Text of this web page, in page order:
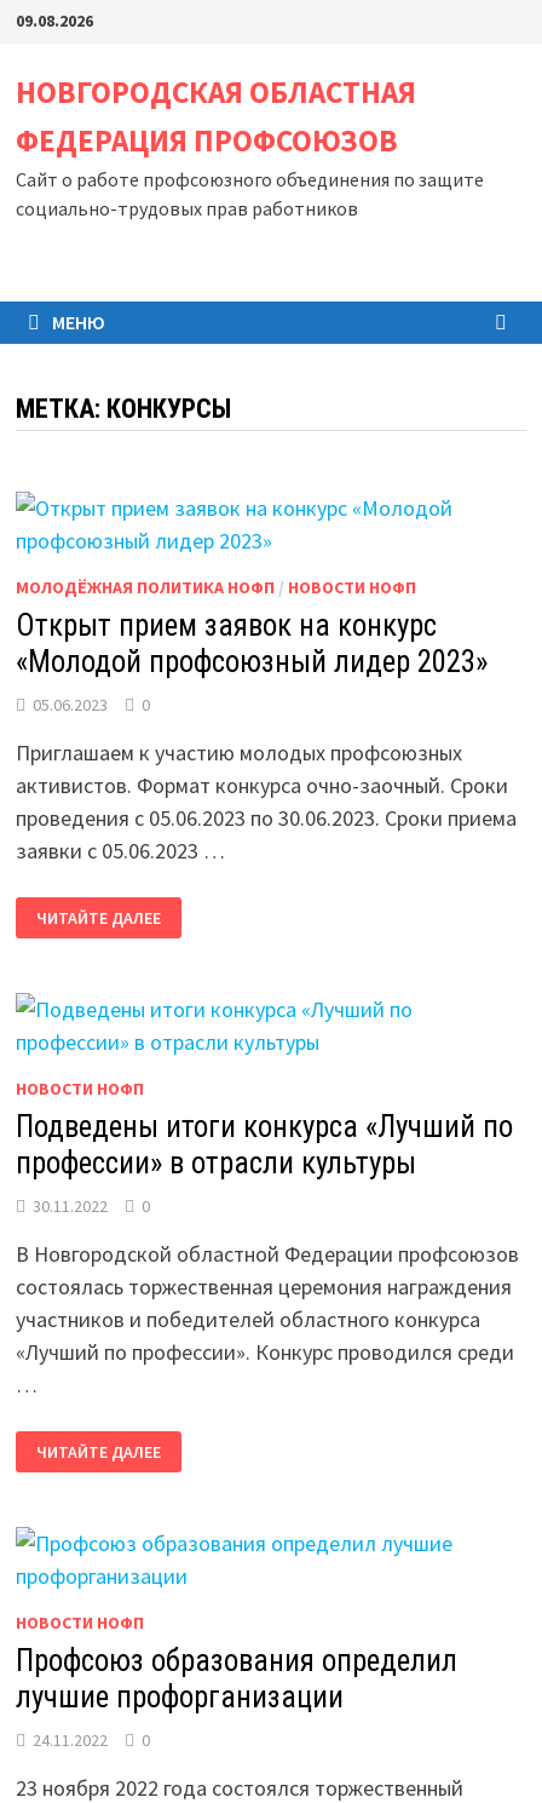
Перейти
содержимому
09.08.2026
НОВГОРОДСКАЯ ОБЛАСТНАЯ
ФЕДЕРАЦИЯ ПРОФСОЮЗОВ
Сайт о работе профсоюзного объединения по защите
социально-трудовых прав работников
МЕНЮ
МЕТКА: КОНКУРСЫ
МОЛОДЁЖНАЯ ПОЛИТИКА НОФП / НОВОСТИ НОФП
Открыт прием заявок на конкурс
«Молодой профсоюзный лидер 2023»
05.06.2023 0
Приглашаем к участию молодых профсоюзных
активистов. Формат конкурса очно-заочный. Сроки
проведения с 05.06.2023 по 30.06.2023. Сроки приема
заявки с 05.06.2023 …
ОТКРЫТ
ПРИЕМ
ЗАЯВОК
ПРОФСОЮЗНЫЙ
ЛИДЕР
2023»
ЧИТАЙТЕ ДАЛЕЕ
НОВОСТИ НОФП
Подведены итоги конкурса «Лучший по
профессии» в отрасли культуры
30.11.2022 0
В Новгородской областной Федерации профсоюзов
состоялась торжественная церемония награждения
участников и победителей областного конкурса
«Лучший по профессии». Конкурс проводился среди
…
ПОДВЕДЕНЫ
ИТОГИ
КОНКУРСА
В
ОТРАСЛИ
КУЛЬТУРЫ
ЧИТАЙТЕ ДАЛЕЕ
НОВОСТИ НОФП
Профсоюз образования определил
лучшие профорганизации
24.11.2022 0
23 ноября 2022 года состоялся торжественный